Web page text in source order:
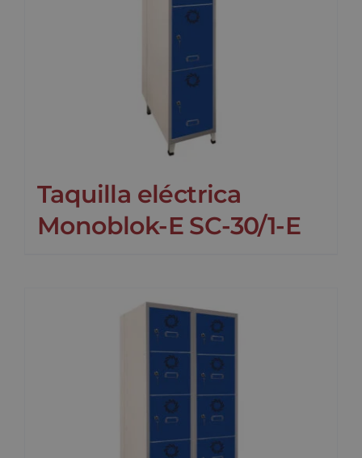
Taquilla eléctrica
Monoblok-E SC-30/1-E